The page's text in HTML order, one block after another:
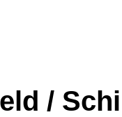
/